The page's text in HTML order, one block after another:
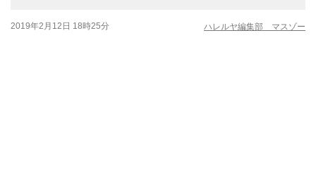
2019年2月12日 18時25分 ハレルヤ編集部 マスゾー